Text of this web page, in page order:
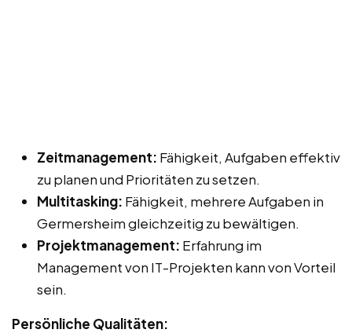
Zeitmanagement: Fähigkeit, Aufgaben effektiv
zu planen und Prioritäten zu setzen.
Multitasking: Fähigkeit, mehrere Aufgaben in
Germersheim gleichzeitig zu bewältigen.
Projektmanagement: Erfahrung im
Management von IT-Projekten kann von Vorteil
sein.
Persönliche Qualitäten: